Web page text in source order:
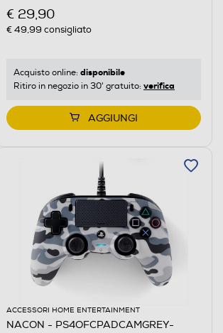
€ 29,90
€ 49,99 consigliato
Acquisto online: disponibile
Ritiro in negozio in 30' gratuito: verifica
AGGIUNGI
ACCESSORI HOME ENTERTAINMENT
NACON - PS4OFCPADCAMGREY-